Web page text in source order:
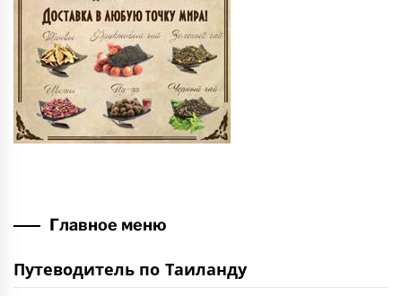
Главное меню
Путеводитель по Таиланду